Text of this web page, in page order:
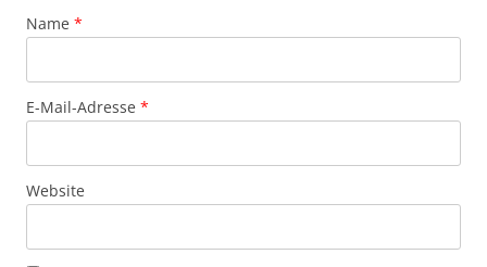
Name *
E-Mail-Adresse *
Website